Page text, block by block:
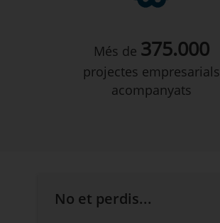
Més de 375.000
projectes empresarials
acompanyats
No et perdis...